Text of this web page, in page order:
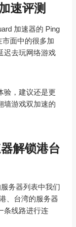
速评测
加速器的 Ping
面中的很多加
迟去玩网络游戏
验，建议还是更
墙游戏双加速的
解锁港台
务器列表中我们
、台湾的服务器
条线路进行连